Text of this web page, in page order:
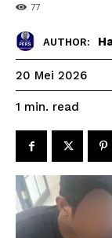
77
AUTHOR:
20 Mei 2026
1 min. read